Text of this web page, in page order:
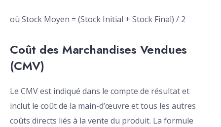
où Stock Moyen = (Stock Initial + Stock Final) / 2
Coût des Marchandises Vendues
(CMV)
Le CMV est indiqué dans le compte de résultat et
inclut le coût de la main-d’œuvre et tous les autres
coûts directs liés à la vente du produit. La formule